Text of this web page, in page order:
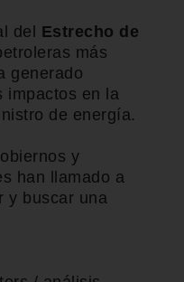
del Estrecho de
más
generado
impactos en la
de energía.
y
han llamado a
y buscar una